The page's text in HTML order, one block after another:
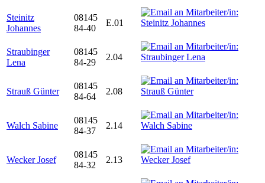
Steinitz
Johannes
08145
84-40
E.01
Straubinger
Lena
08145
84-29
2.04
Strauß Günter
08145
84-64
2.08
Walch Sabine
08145
84-37
2.14
Wecker Josef
08145
84-32
2.13